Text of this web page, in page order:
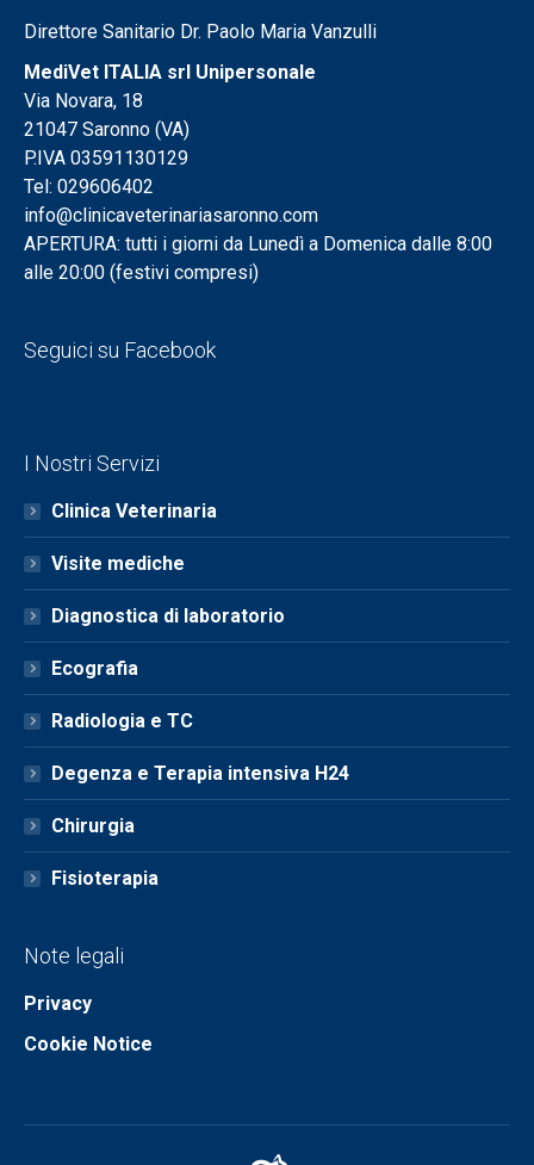
Direttore Sanitario Dr. Paolo Maria Vanzulli
MediVet ITALIA srl Unipersonale
Via Novara, 18
21047 Saronno (VA)
P.IVA 03591130129
Tel: 029606402
info@clinicaveterinariasaronno.com
APERTURA: tutti i giorni da Lunedì a Domenica dalle 8:00
alle 20:00 (festivi compresi)
Seguici su Facebook
I Nostri Servizi
Clinica Veterinaria
Visite mediche
Diagnostica di laboratorio
Ecografia
Radiologia e TC
Degenza e Terapia intensiva H24
Chirurgia
Fisioterapia
Note legali
Privacy
Cookie Notice